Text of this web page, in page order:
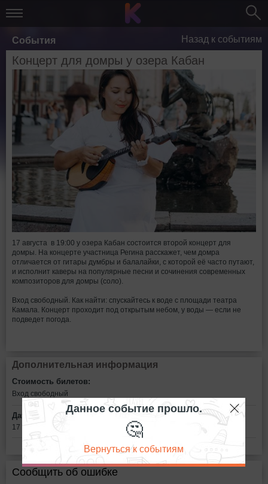
События Назад к событиям
Концерт для домры у озера Кабан
17 августа в 19:00 у озера Кабан состоится второй концерт для
домры. На концерте участница Регина расскажет, чем домра
отличается от гитары думбры и балалайки, с которой её часто путают,
и исполнит каверы на популярные песни и сочинения современных
композиторов для домры (соло).
Вход свободный. Как найти: спускайтесь к воде с площади театра
Камала. Концерт проходит под открытым небом, у воды — если не
подведет погода.
Дополнительная информация
Стоимость билетов:
Вход свободный
Дата:
17 августа в 19:00
Сообщить об ошибке
Данное событие прошло.
🤔
Вернуться к событиям